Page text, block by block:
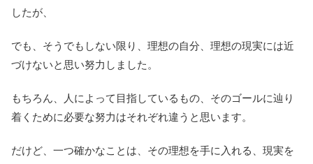
したが、
でも、そうでもしない限り、理想の自分、理想の現実には近
づけないと思い努力しました。
もちろん、人によって目指しているもの、そのゴールに辿り
着くために必要な努力はそれぞれ違うと思います。
だけど、一つ確かなことは、その理想を手に入れる、現実を